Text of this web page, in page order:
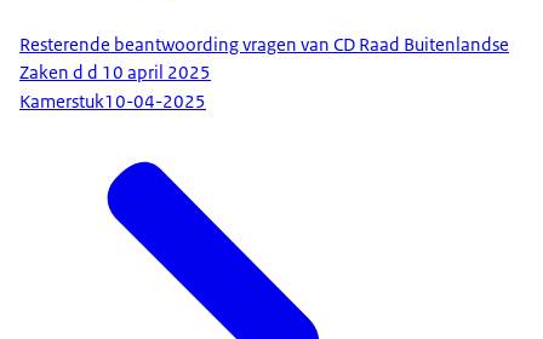
Resterende beantwoording vragen van CD Raad Buitenlandse
Zaken d d 10 april 2025
Kamerstuk10-04-2025